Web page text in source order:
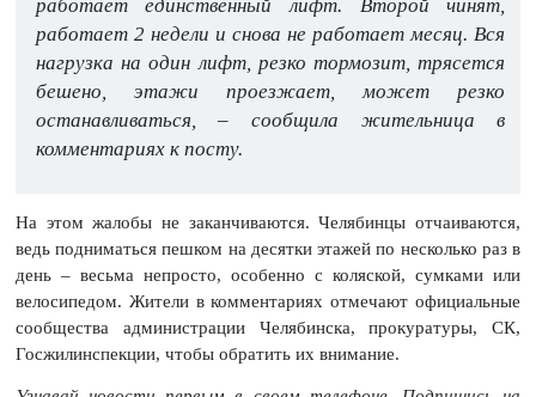
работает единственный лифт. Второй чинят,
работает 2 недели и снова не работает месяц. Вся
нагрузка на один лифт, резко тормозит, трясется
бешено, этажи проезжает, может резко
останавливаться, – сообщила жительница в
комментариях к посту.
На этом жалобы не заканчиваются. Челябинцы отчаиваются,
ведь подниматься пешком на десятки этажей по несколько раз в
день – весьма непросто, особенно с коляской, сумками или
велосипедом. Жители в комментариях отмечают официальные
сообщества администрации Челябинска, прокуратуры, СК,
Госжилинспекции, чтобы обратить их внимание.